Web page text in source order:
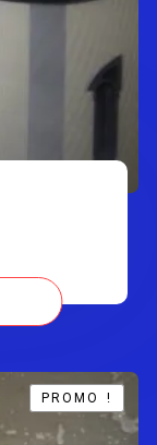
PROMO !
PROMO !